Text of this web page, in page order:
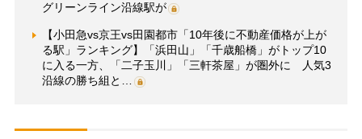
グリーンライン沿線駅が
【小田急vs京王vs田園都市「10年後に不動産価格が上が
る駅」ランキング】「浜田山」「千歳船橋」がトップ10
に入る一方、「二子玉川」「三軒茶屋」が圏外に 人気3
沿線の勝ち組と…